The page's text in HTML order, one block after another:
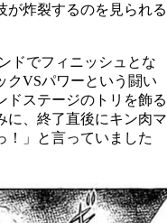
が炸裂するのを見られる
ドでフィニッシュとな
クVSパワーという闘い
ドステージのトリを飾る
に、終了直後にキン肉マ
！」と言っていました